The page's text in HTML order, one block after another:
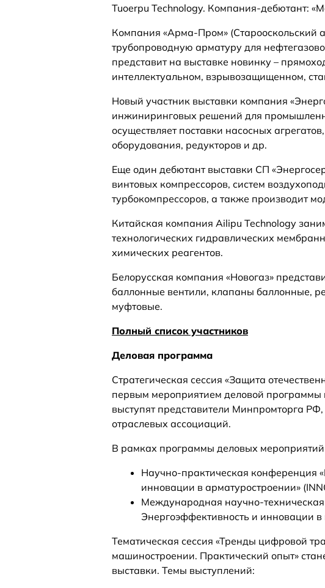
Tuoerpu Technology. Компания-дебютант:
Компания «Арма-Пром» (Старооскольский
трубопроводную арматуру для
представит на выставке новинку –
интеллектуальном, взрывозащищенном,
Новый участник выставки компания
инжиниринговых решений для
осуществляет поставки насосных
оборудования, редукторов и др.
Еще один дебютант выставки СП
винтовых компрессоров, систем
турбокомпрессоров, а также производит
Китайская компания Ailipu Technology
технологических гидравлических
химических реагентов.
Белорусская компания «Новогаз»
баллонные вентили, клапаны баллонные,
муфтовые.
Полный список участников
Деловая программа
Стратегическая сессия «Защита
первым мероприятием деловой программы
выступят представители Минпромторга
отраслевых ассоциаций.
В рамках программы деловых
Научно-практическая конференция
инновации в арматуростроении»
Международная научно-техническая
Энергоэффективность и инновации в
Тематическая сессия «Тренды цифровой
машиностроении. Практический опыт»
выставки. Темы выступлений: